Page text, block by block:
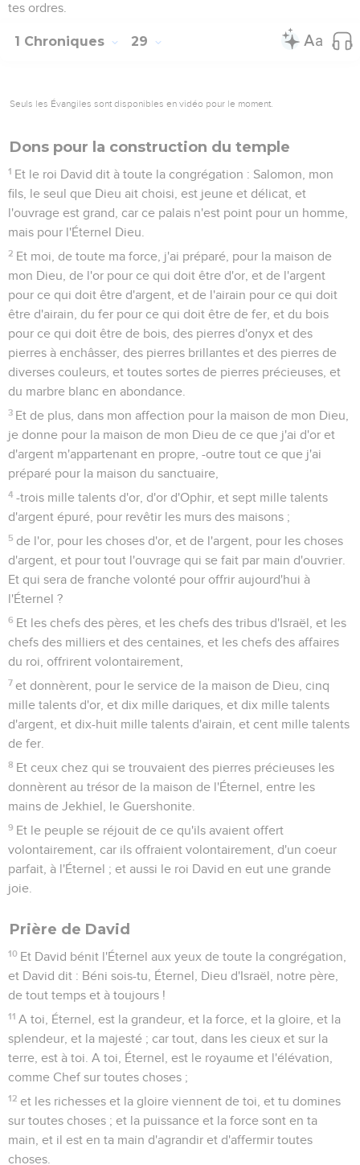
tes ordres.
1 Chroniques 29
Seuls les Évangiles sont disponibles en vidéo pour le moment.
Dons pour la construction du temple
1 Et le roi David dit à toute la congrégation : Salomon, mon
fils, le seul que Dieu ait choisi, est jeune et délicat, et
l'ouvrage est grand, car ce palais n'est point pour un homme,
mais pour l'Éternel Dieu.
2 Et moi, de toute ma force, j'ai préparé, pour la maison de
mon Dieu, de l'or pour ce qui doit être d'or, et de l'argent
pour ce qui doit être d'argent, et de l'airain pour ce qui doit
être d'airain, du fer pour ce qui doit être de fer, et du bois
pour ce qui doit être de bois, des pierres d'onyx et des
pierres à enchâsser, des pierres brillantes et des pierres de
diverses couleurs, et toutes sortes de pierres précieuses, et
du marbre blanc en abondance.
3 Et de plus, dans mon affection pour la maison de mon Dieu,
je donne pour la maison de mon Dieu de ce que j'ai d'or et
d'argent m'appartenant en propre, -outre tout ce que j'ai
préparé pour la maison du sanctuaire,
4 -trois mille talents d'or, d'or d'Ophir, et sept mille talents
d'argent épuré, pour revêtir les murs des maisons ;
5 de l'or, pour les choses d'or, et de l'argent, pour les choses
d'argent, et pour tout l'ouvrage qui se fait par main d'ouvrier.
Et qui sera de franche volonté pour offrir aujourd'hui à
l'Éternel ?
6 Et les chefs des pères, et les chefs des tribus d'Israël, et les
chefs des milliers et des centaines, et les chefs des affaires
du roi, offrirent volontairement,
7 et donnèrent, pour le service de la maison de Dieu, cinq
mille talents d'or, et dix mille dariques, et dix mille talents
d'argent, et dix-huit mille talents d'airain, et cent mille talents
de fer.
8 Et ceux chez qui se trouvaient des pierres précieuses les
donnèrent au trésor de la maison de l'Éternel, entre les
mains de Jekhiel, le Guershonite.
9 Et le peuple se réjouit de ce qu'ils avaient offert
volontairement, car ils offraient volontairement, d'un coeur
parfait, à l'Éternel ; et aussi le roi David en eut une grande
joie.
Prière de David
10 Et David bénit l'Éternel aux yeux de toute la congrégation,
et David dit : Béni sois-tu, Éternel, Dieu d'Israël, notre père,
de tout temps et à toujours !
11 A toi, Éternel, est la grandeur, et la force, et la gloire, et la
splendeur, et la majesté ; car tout, dans les cieux et sur la
terre, est à toi. A toi, Éternel, est le royaume et l'élévation,
comme Chef sur toutes choses ;
12 et les richesses et la gloire viennent de toi, et tu domines
sur toutes choses ; et la puissance et la force sont en ta
main, et il est en ta main d'agrandir et d'affermir toutes
choses.